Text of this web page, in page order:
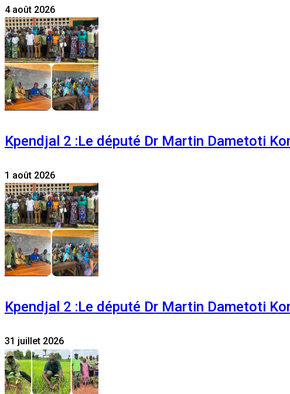
4 août 2026
Kpendjal 2 :Le député Dr Martin Dametoti
1 août 2026
Kpendjal 2 :Le député Dr Martin Dametoti
31 juillet 2026